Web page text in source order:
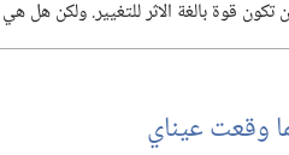
قوة بالغة الاثر للتغيير.‏ ولكن هل
وقعت عيناي